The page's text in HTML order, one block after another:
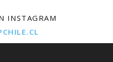
INSTAGRAM